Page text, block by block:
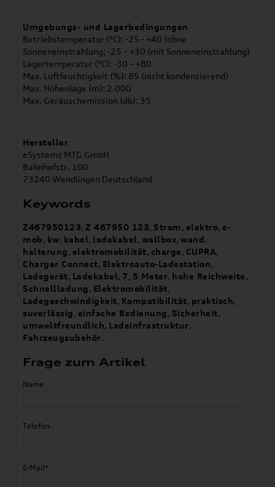
Umgebungs- und Lagerbedingungen
Betriebstemperatur (°C): -25 - +40 (ohne
Sonneneinstrahlung; -25 – +30 (mit Sonneneinstrahlung)
Lagertemperatur (°C): -30 – +80
Max. Luftfeuchtigkeit (%): 85 (nicht kondensierend)
Max. Höhenlage (m): 2.000
Max. Geräuschemission (db): 35
Hersteller
eSystems MTG GmbH
Bahnhofstr. 100
73240 Wendlingen Deutschland
Keywords
Z467950123,Z 467950 123, Strom, elektro, e-
mob, kw, kabel, ladekabel, wallbox,wand,
halterung, elektromobilität, charge, CUPRA,
Charger Connect, Elektroauto-Ladestation,
Ladegerät, Ladekabel, 7, 5 Meter, hohe Reichweite,
Schnellladung, Elektromobilität,
Ladegeschwindigkeit, Kompatibilität, praktisch,
zuverlässig, einfache Bedienung, Sicherheit,
umweltfreundlich, Ladeinfrastruktur,
Fahrzeugzubehör.
Frage zum Artikel
Name
Telefon
E-Mail*